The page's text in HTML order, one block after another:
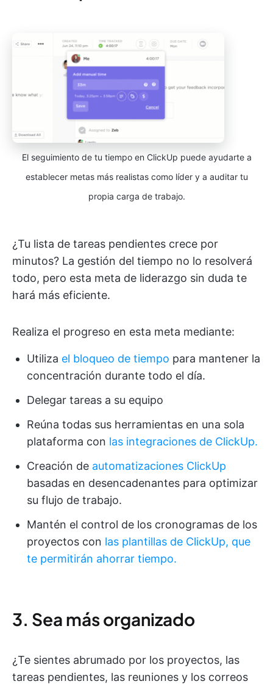
El seguimiento de tu tiempo en ClickUp puede ayudarte a
establecer metas más realistas como líder y a auditar tu
propia carga de trabajo.
¿Tu lista de tareas pendientes crece por
minutos? La gestión del tiempo no lo resolverá
todo, pero esta meta de liderazgo sin duda te
hará más eficiente.
Realiza el progreso en esta meta mediante:
Utiliza el bloqueo de tiempo para mantener la
concentración durante todo el día.
Delegar tareas a su equipo
Reúna todas sus herramientas en una sola
plataforma con las integraciones de ClickUp.
Creación de automatizaciones ClickUp
basadas en desencadenantes para optimizar
su flujo de trabajo.
Mantén el control de los cronogramas de los
proyectos con las plantillas de ClickUp, que
te permitirán ahorrar tiempo.
3. Sea más organizado
¿Te sientes abrumado por los proyectos, las
tareas pendientes, las reuniones y los correos